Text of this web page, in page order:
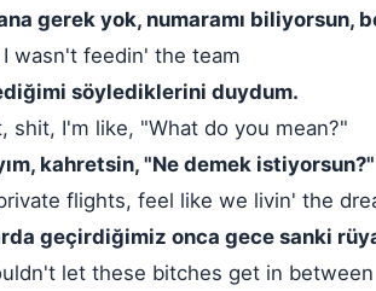
gerek yok, numaramı biliyorsun,
wasn't feedin' the team
söylediklerini duydum.
shit, I'm like, "What do you mean?"
kahretsin, "Ne demek istiyorsun?"
flights, feel like we livin' the
geçirdiğimiz onca gece sanki
let these bitches get in between